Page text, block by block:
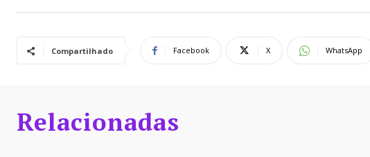
Compartilhado Facebook X WhatsApp
Relacionadas